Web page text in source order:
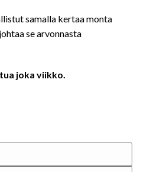
samalla kertaa monta
se arvonnasta
joka viikko.